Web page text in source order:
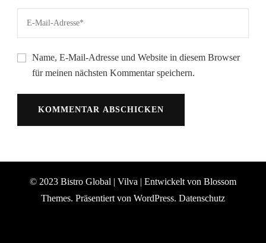
Name, E-Mail-Adresse und Website in diesem Browser
für meinen nächsten Kommentar speichern.
© 2023 Bistro Global | Vilva | Entwickelt von Blossom
Themes. Präsentiert von WordPress. Datenschutz